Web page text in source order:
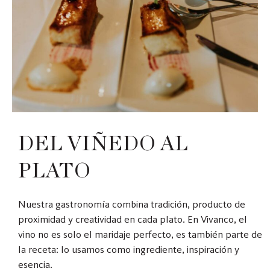
DEL VIÑEDO AL
PLATO
Nuestra gastronomía combina tradición, producto de
proximidad y creatividad en cada plato. En Vivanco, el
vino no es solo el maridaje perfecto, es también parte de
la receta: lo usamos como ingrediente, inspiración y
esencia.